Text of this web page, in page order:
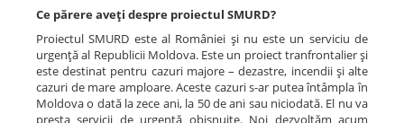
Ce părere aveţi despre proiectul SMURD?
Proiectul SMURD este al României şi nu este un serviciu de
urgenţă al Republicii Moldova. Este un proiect tranfrontalier şi
este destinat pentru cazuri majore – dezastre, incendii şi alte
cazuri de mare amploare. Aceste cazuri s-ar putea întâmpla în
Moldova o dată la zece ani, la 50 de ani sau niciodată. El nu va
presta servicii de urgenţă obişnuite. Noi dezvoltăm acum